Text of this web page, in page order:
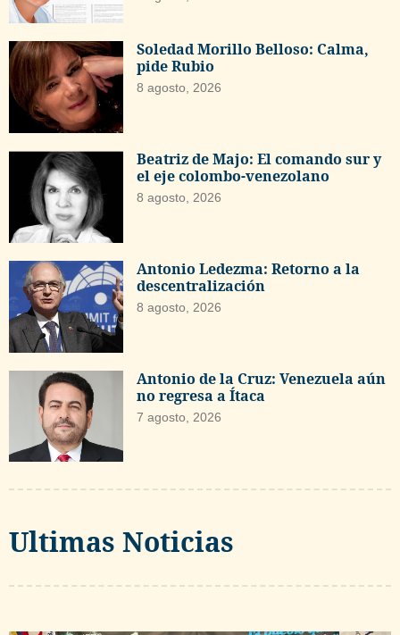
Soledad Morillo Belloso: Calma,
pide Rubio
8 agosto, 2026
Beatriz de Majo: El comando sur y
el eje colombo-venezolano
8 agosto, 2026
Antonio Ledezma: Retorno a la
descentralización
8 agosto, 2026
Antonio de la Cruz: Venezuela aún
no regresa a Ítaca
7 agosto, 2026
Ultimas Noticias